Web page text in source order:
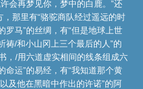
会再梦见你，梦中的白鹿。”还
那里有“骆驼商队经过遥远的时
罗马”的丝绸，有“但是地球上世
祷/和小山冈上三个最后的人”的
，/用六道虚实相间的线条组成六
命运”的易经，有“我知道那个黄
及他在黑暗中作出的许诺”的阿